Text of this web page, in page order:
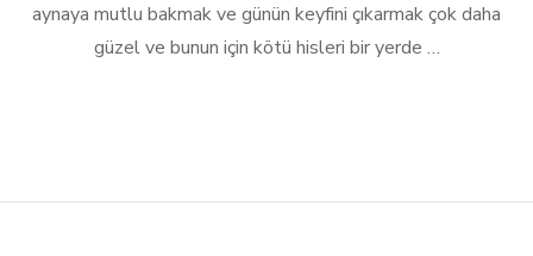
aynaya mutlu bakmak ve günün keyfini çıkarmak çok daha
güzel ve bunun için kötü hisleri bir yerde …